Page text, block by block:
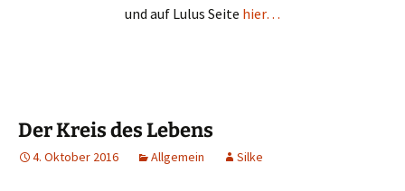
und auf Lulus Seite hier…
Der Kreis des Lebens
4. Oktober 2016 Allgemein Silke